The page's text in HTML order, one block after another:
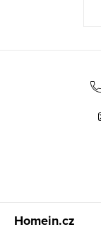
Homein.cz